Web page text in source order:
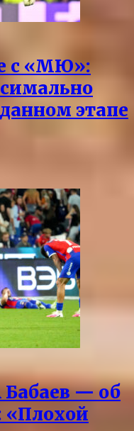
с «МЮ»:
этапе
— об
«Плохой